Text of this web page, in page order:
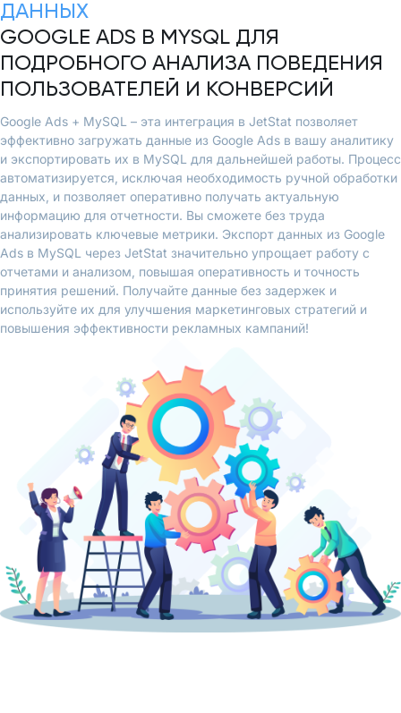
ДАННЫХ
GOOGLE ADS В MYSQL ДЛЯ
ПОДРОБНОГО АНАЛИЗА ПОВЕДЕНИЯ
ПОЛЬЗОВАТЕЛЕЙ И КОНВЕРСИЙ
Google Ads + MySQL – эта интеграция в JetStat позволяет
эффективно загружать данные из Google Ads в вашу аналитику
и экспортировать их в MySQL для дальнейшей работы. Процесс
автоматизируется, исключая необходимость ручной обработки
данных, и позволяет оперативно получать актуальную
информацию для отчетности. Вы сможете без труда
анализировать ключевые метрики. Экспорт данных из Google
Ads в MySQL через JetStat значительно упрощает работу с
отчетами и анализом, повышая оперативность и точность
принятия решений. Получайте данные без задержек и
используйте их для улучшения маркетинговых стратегий и
повышения эффективности рекламных кампаний!